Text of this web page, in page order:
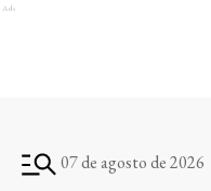
Ads
07 de agosto de 2026